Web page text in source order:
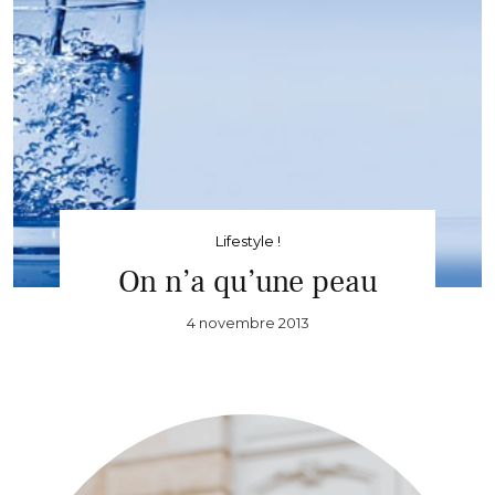
Lifestyle !
On n’a qu’une peau
4 novembre 2013